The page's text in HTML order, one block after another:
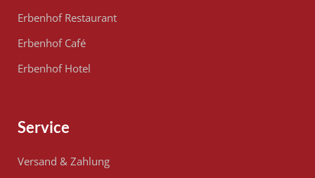
Erbenhof Restaurant
Erbenhof Café
Erbenhof Hotel
Service
Versand & Zahlung